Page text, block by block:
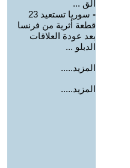
الق ...
-
سوريا تستعيد 23
قطعة أثرية من فرنسا
بعد عودة العلاقات
الدبلو ...
المزيد.....
المزيد.....